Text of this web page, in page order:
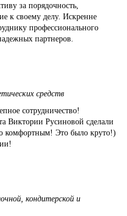
за порядочность,
к своему делу. Искренне
профессионального
партнеров.
средств
сотрудничество!
Виктории Русиновой сделали
комфортным! Это было круто!)
кондитерской и